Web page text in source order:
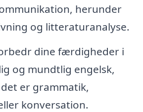
herunder
og litteraturanalyse.
dine færdigheder i
og mundtlig engelsk,
er grammatik,
konversation.